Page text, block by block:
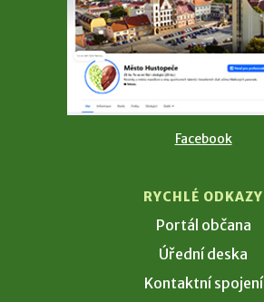
Facebook
RYCHLÉ ODKAZY
Portál občana
Úřední deska
Kontaktní spojení